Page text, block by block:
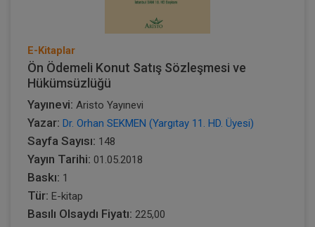
E-Kitaplar
Ön Ödemeli Konut Satış Sözleşmesi ve
Hükümsüzlüğü
Yayınevi: Aristo Yayınevi
Yazar: Dr. Orhan SEKMEN (Yargıtay 11. HD. Üyesi)
Sayfa Sayısı: 148
Yayın Tarihi: 01.05.2018
Baskı: 1
Tür: E-kitap
Basılı Olsaydı Fiyatı: 225,00